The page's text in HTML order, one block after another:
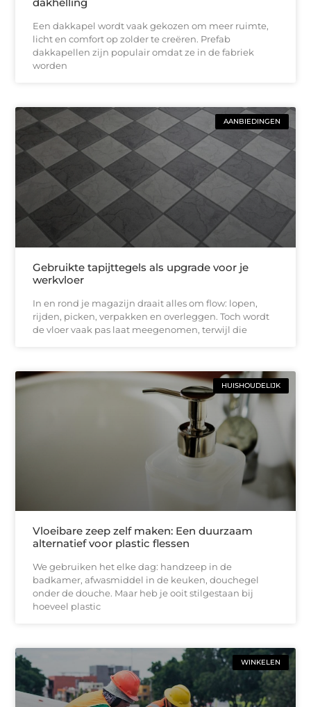
Een dakkapel wordt vaak gekozen om meer ruimte,
licht en comfort op zolder te creëren. Prefab
dakkapellen zijn populair omdat ze in de fabriek
worden
AANBIEDINGEN
Gebruikte tapijttegels als upgrade voor je
werkvloer
In en rond je magazijn draait alles om flow: lopen,
rijden, picken, verpakken en overleggen. Toch wordt
de vloer vaak pas laat meegenomen, terwijl die
HUISHOUDELIJK
Vloeibare zeep zelf maken: Een duurzaam
alternatief voor plastic flessen
We gebruiken het elke dag: handzeep in de
badkamer, afwasmiddel in de keuken, douchegel
onder de douche. Maar heb je ooit stilgestaan bij
hoeveel plastic
WINKELEN